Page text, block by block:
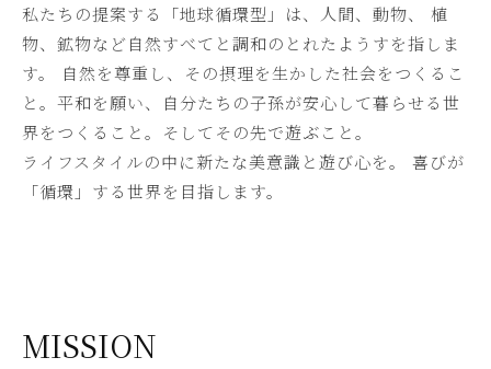
私たちの提案する「地球循環型」は、人間、動物、 植
物、鉱物など自然すべてと調和のとれたようすを指しま
す。 自然を尊重し、その摂理を生かした社会をつくるこ
と。平和を願い、自分たちの子孫が安心して暮らせる世
界をつくること。そしてその先で遊ぶこと。
ライフスタイルの中に新たな美意識と遊び心を。 喜びが
「循環」する世界を目指します。
MISSION